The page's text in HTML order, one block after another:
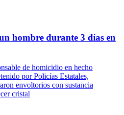
hombre durante 3 días en